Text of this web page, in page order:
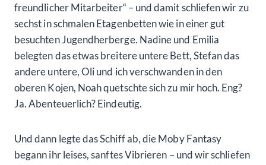
freundlicher Mitarbeiter“ – und damit schliefen wir zu
sechst in schmalen Etagenbetten wie in einer gut
besuchten Jugendherberge. Nadine und Emilia
belegten das etwas breitere untere Bett, Stefan das
andere untere, Oli und ich verschwanden in den
oberen Kojen, Noah quetschte sich zu mir hoch. Eng?
Ja. Abenteuerlich? Eindeutig.
Und dann legte das Schiff ab, die Moby Fantasy
begann ihr leises, sanftes Vibrieren – und wir schliefen